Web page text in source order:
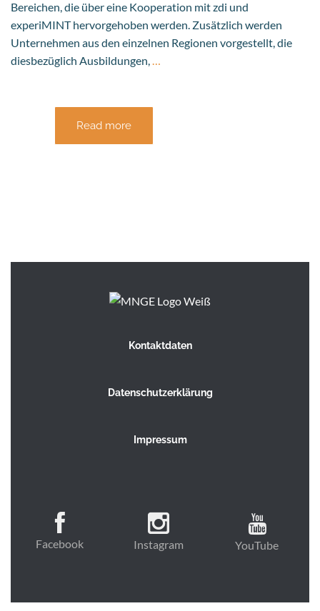
Bereichen, die über eine Kooperation mit zdi und
experiMINT hervorgehoben werden. Zusätzlich werden
Unternehmen aus den einzelnen Regionen vorgestellt, die
diesbezüglich Ausbildungen,…
Read more
Kontaktdaten
Datenschutzerklärung
Impressum
Facebook Instagram YouTube